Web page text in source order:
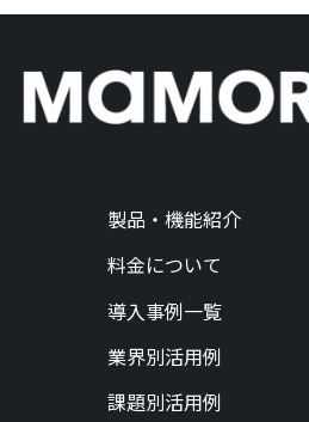
製品・機能紹介
料金について
導入事例一覧
業界別活用例
課題別活用例